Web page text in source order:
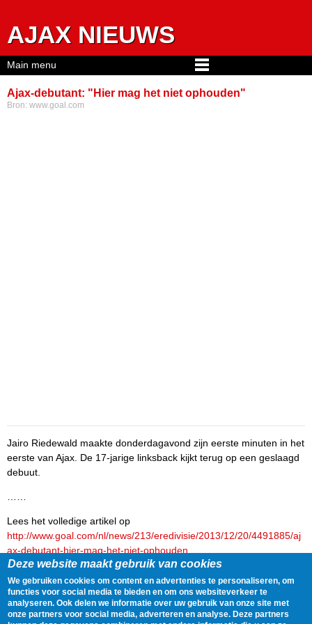
AJAX NIEUWS
Ajax-debutant: "Hier mag het niet ophouden"
Bron: www.goal.com
Jairo Riedewald maakte donderdagavond zijn eerste minuten in het
eerste van Ajax. De 17-jarige linksback kijkt terug op een geslaagd
debuut.
Lees het volledige artikel op
http://www.goal.com/nl/news/213/eredivisie/2013/12/20/4491885/aj
ax-debutant-hier-mag-het-niet-ophouden
Delen 20 December, 2013 - 08:55
Gegevens
Main menu
Deze website maakt gebruik van cookies
We gebruiken cookies om content en advertenties te personaliseren, om
functies voor social media te bieden en om ons websiteverkeer te
analyseren. Ook delen we informatie over uw gebruik van onze site met
onze partners voor social media, adverteren en analyse. Deze partners